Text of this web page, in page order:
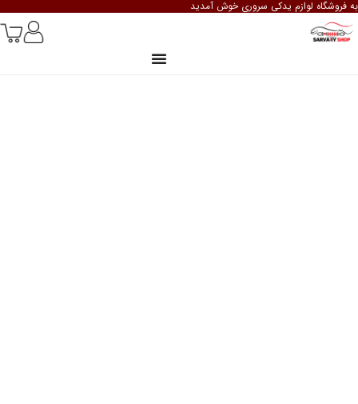
به فروشگاه لوازم یدکی سروری خوش آمدید